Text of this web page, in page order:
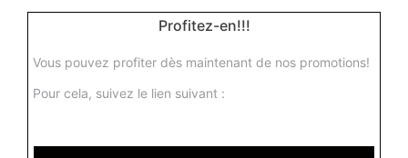
Profitez-en!!!
Vous pouvez profiter dès maintenant de nos promotions!
Pour cela, suivez le lien suivant :